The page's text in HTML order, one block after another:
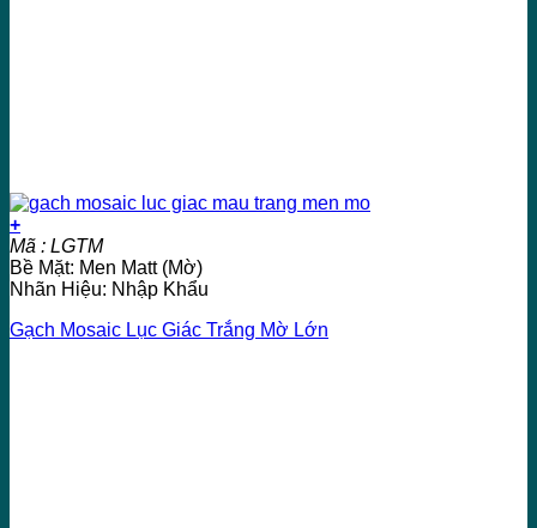
+
Mã : LGTM
Bề Mặt: Men Matt (Mờ)
Nhãn Hiệu: Nhập Khẩu
Gạch Mosaic Lục Giác Trắng Mờ Lớn